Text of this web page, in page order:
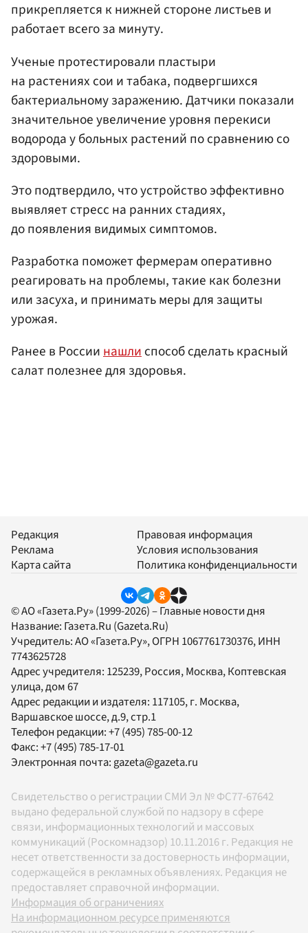
прикрепляется к нижней стороне листьев и
работает всего за минуту.
Ученые протестировали пластыри
на растениях сои и табака, подвергшихся
бактериальному заражению. Датчики показали
значительное увеличение уровня перекиси
водорода у больных растений по сравнению со
здоровыми.
Это подтвердило, что устройство эффективно
выявляет стресс на ранних стадиях,
до появления видимых симптомов.
Разработка поможет фермерам оперативно
реагировать на проблемы, такие как болезни
или засуха, и принимать меры для защиты
урожая.
Ранее в Россиинашлиспособ сделать красный
салат полезнее для здоровья.
Редакция
Реклама
Карта сайта
Правовая информация
Условия использования
Политика конфиденциальности
© АО «Газета.Ру» (1999-2026) – Главные новости дня
Название: Газета.Ru (Gazeta.Ru)
Учредитель:АО «Газета.Ру», ОГРН 1067761730376, ИНН
7743625728
Адрес учредителя: 125239, Россия, Москва, Коптевская
улица, дом 67
Адрес редакции и издателя: 117105, г. Москва,
Варшавское шоссе, д.9, стр.1
Телефон редакции:+7 (495) 785-00-12
Факс:+7 (495) 785-17-01
Электронная почта: gazeta@gazeta.ru
Свидетельство о регистрации СМИ Эл № ФС77-67642
выдано федеральной службой по надзору в сфере
связи, информационных технологий и массовых
коммуникаций (Роскомнадзор) 10.11.2016 г. Редакция не
несет ответственности за достоверность информации,
содержащейся в рекламных объявлениях. Редакция не
предоставляет справочной информации.
Информация об ограничениях
На информационном ресурсе применяются